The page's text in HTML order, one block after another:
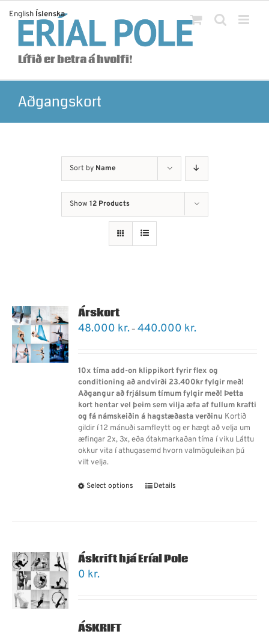
content
Lífið er betra á hvolfi!
Aðgangskort
Sort by Name
Show 12 Products
Árskort
48.000 kr.– 440.000 kr.
440.000 kr.
10x tíma add-on klippikort fyrir flex og
conditioning að andvirði 23.400kr fylgir með!
Aðgangur að frjálsum tímum fylgir með! Þetta
kort hentar vel þeim sem vilja æfa af fullum krafti
og fá námskeiðin á hagstæðasta verðinu Kortið
gildir í 12 mánuði samfleytt og er hægt að velja um
æfingar 2x, 3x, eða ótakmarkaðan tíma í viku Láttu
okkur vita í athugasemd hvorn valmöguleikan þú
vilt velja.
Select options Details
Áskrift hjá Eríal Pole
0 kr.
ÁSKRIFT
English Íslenska